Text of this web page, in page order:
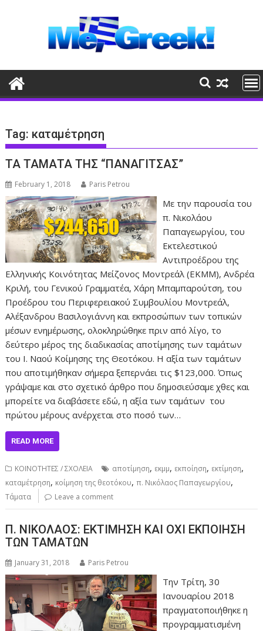
Tag: καταμέτρηση
ΤΑ ΤΑΜΑΤΑ ΤΗΣ “ΠΑΝΑΓΙΤΣΑΣ”
February 1, 2018 Paris Petrou
Με την παρουσία του
π. Νικολάου
Παπαγεωργίου, του
Εκτελεστικού
Αντιπροέδρου της
Ελληνικής Κοινότητας Μείζονος Μοντρεάλ (ΕΚΜΜ), Ανδρέα
Κριλή, του Γενικού Γραμματέα, Χάρη Μπαμπαρούτση, του
Προέδρου του Περιφερειακού Συμβουλίου Μοντρεάλ,
Αλέξανδρου Βασιλογιάννη και εκπροσώπων των τοπικών
μέσων ενημέρωσης, ολοκληρώθηκε πριν από λίγο, το
δεύτερο μέρος της διαδικασίας αποτίμησης των ταμάτων
του Ι. Ναού Κοίμησης της Θεοτόκου. Η αξία των ταμάτων
που αποτιμήθηκαν σήμερα ξεπερνάει τις $123,000. Όπως
γράψαμε και στο σχετικό άρθρο που δημοσιεύσαμε χθες και
μπορείτε να διαβάσετε εδώ, η αξία των ταμάτων του
πρώτου μέρους ανέρχεται στο ποσό των…
READ MORE
ΚΟΙΝΟΤΗΤΕΣ / ΣΧΟΛΕΙΑ αποτίμηση, εκμμ, εκποίηση, εκτίμηση,
καταμέτρηση, κοίμηση της θεοτόκου,π. Νικόλαος Παπαγεωργίου,
Τάματα Leave a comment
Π. ΝΙΚΟΛΑΟΣ: ΕΚΤΙΜΗΣΗ ΚΑΙ ΟΧΙ ΕΚΠΟΙΗΣΗ
ΤΩΝ ΤΑΜΑΤΩΝ
January 31, 2018 Paris Petrou
Την Τρίτη, 30
Ιανουαρίου 2018
πραγματοποιήθηκε η
προγραμματισμένη